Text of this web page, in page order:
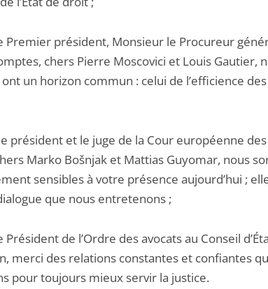
Premier président, Monsieur le Procureur
chers Pierre Moscovici et Louis Gautier,
un horizon commun : celui de l’efficience
président et le juge de la Cour européenne
Marko Bošnjak et Mattias Guyomar, nous
sensibles à votre présence aujourd’hui ;
que nous entretenons ;
de l’Ordre des avocats au Conseil
merci des relations constantes et confiantes
pour toujours mieux servir la justice.